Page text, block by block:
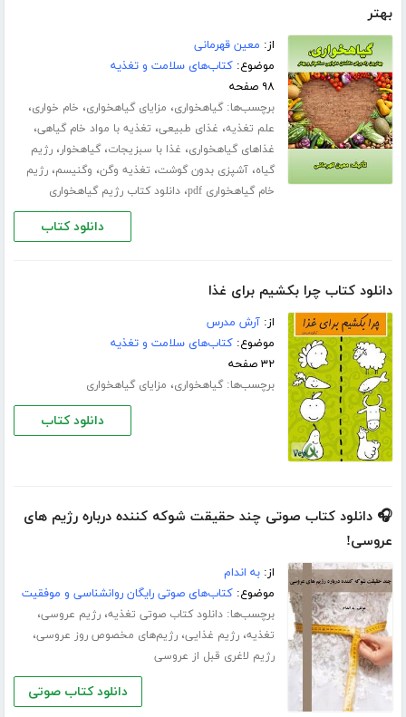
بهتر
از: معین قهرمانی
موضوع:کتاب‌های سلامت و تغذیه
۹۸ صفحه
برچسب‌ها:گیاهخواری، مزایای گیاهخواری، خام خواری،
علم تغذیه، غذای طبیعی، تغذیه با مواد خام گیاهی،
غذاهای گیاهخواری، غذا با سبزیجات،گیاهخوار،رژیم
گیاه،آشپزی بدون گوشت، تغذیه وگن، وگنیسم،رژیم
خام گیاهخواری pdf
،دانلود کتاب رژیم گیاهخواری
دانلود کتاب
دانلود کتاب چرا بکشیم برای غذا
از:آرش مدرس
موضوع:کتاب‌های سلامت و تغذیه
۳۲ صفحه
برچسب‌ها:گیاهخواری، مزایای گیاهخواری
دانلود کتاب
🎧 دانلود کتاب صوتی چند حقیقت شوکه کننده درباره رژیم های
عروسی!
از:به اندام
موضوع:کتاب‌های صوتی رایگان روانشناسی و موفقیت
برچسب‌ها:دانلود کتاب صوتی تغذیه،رژیم عروسی،
تغذیه،رژیم غذایی،رژیم‌های مخصوص روز عروسی،
رژیم لاغری قبل از عروسی
دانلود کتاب صوتی